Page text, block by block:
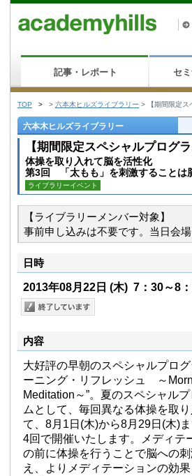
記事・レポート セ
TOP > > 六本木ヒルズライブラリー > 【期間限定
六本木ヒルズライブラリー
【期間限定スペシャルプロ
体操を取り入れて脳を活性化
第3回 「太もも」を刺激することは
ライブラリーイベント
【ライブラリーメンバー対象】
事前申し込みは不要です。当日会
日時
2013年08月22日 (木) 7：30～8
内容
大好評の早朝のスペシャルプログ
ーニング・リフレッシュ ～
Meditation～”。夏のスペシャルプ
ムとして、毎回異なる体操を取
て、8月1日(木)から8月29日(木)
4回で開催いたします。メディテ
の前に体操を行うことで脳への
え、よりメディテーションの効